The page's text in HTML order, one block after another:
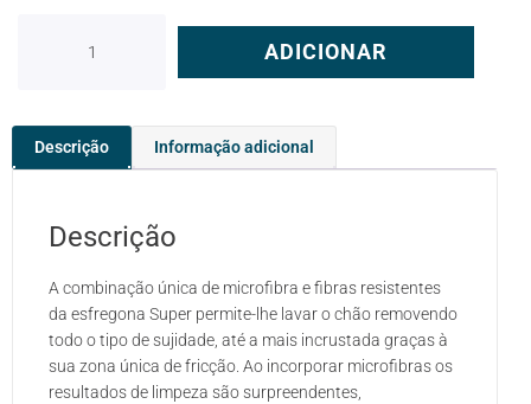
ADICIONAR
Descrição Informação adicional
Descrição
A combinação única de microfibra e fibras resistentes
da esfregona Super permite-lhe lavar o chão removendo
todo o tipo de sujidade, até a mais incrustada graças à
sua zona única de fricção. Ao incorporar microfibras os
resultados de limpeza são surpreendentes,